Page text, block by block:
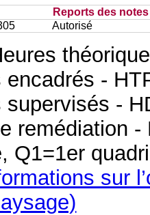
Reports des
Autorisé
encadrés -
supervisés -
remédiation
Q1=1er
sur